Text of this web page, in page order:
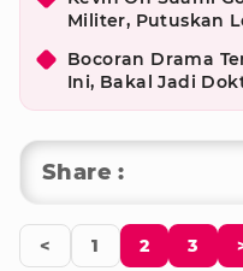
Militer, Putuskan
Bocoran Drama
Ini, Bakal Jadi
Share :
< 1 2 3